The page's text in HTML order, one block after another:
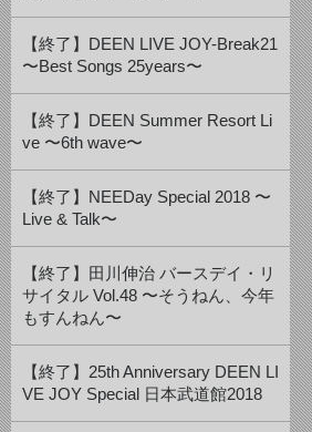
【終了】DEEN LIVE JOY-Break21
〜Best Songs 25years〜
【終了】DEEN Summer Resort Li
ve 〜6th wave〜
【終了】NEEDay Special 2018 〜
Live & Talk〜
【終了】田川伸治 バースデイ・リ
サイタル Vol.48 〜そうねん、今年
もすんねん〜
【終了】25th Anniversary DEEN LI
VE JOY Special 日本武道館2018